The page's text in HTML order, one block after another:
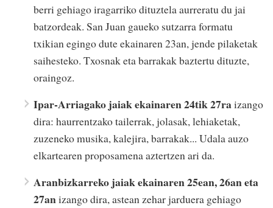
berri gehiago iragarriko dituztela aurreratu du jai
batzordeak. San Juan gaueko sutzarra formatu
txikian egingo dute ekainaren 23an, jende pilaketak
saihesteko. Txosnak eta barrakak baztertu dituzte,
oraingoz.
Ipar-Arriagako jaiak ekainaren 24tik 27raizango
dira: haurrentzako tailerrak, jolasak, lehiaketak,
zuzeneko musika, kalejira, barrakak... Udala auzo
elkartearen proposamena aztertzen ari da.
Aranbizkarreko jaiak ekainaren 25ean, 26an eta
27anizango dira, astean zehar jarduera gehiago